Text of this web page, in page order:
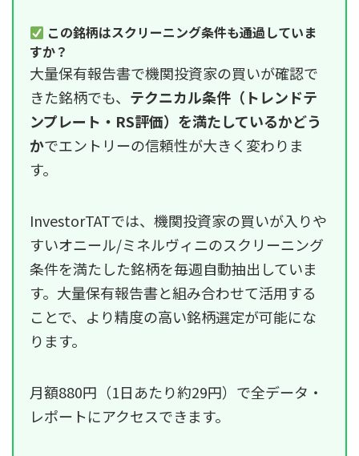
この銘柄はスクリーニング条件も通過していま
すか？
大量保有報告書で機関投資家の買いが確認で
きた銘柄でも、 テクニカル条件（トレンドテ
ンプレート・RS評価）を満たしているかどう
かでエントリーの信頼性が大きく変わりま
す。
InvestorTATでは、機関投資家の買いが入りや
すいオニール/ミネルヴィニのスクリーニング
条件を満たした銘柄を毎週自動抽出していま
す。大量保有報告書と組み合わせて活用する
ことで、より精度の高い銘柄選定が可能にな
ります。
月額880円（1日あたり約29円）で全データ・
レポートにアクセスできます。